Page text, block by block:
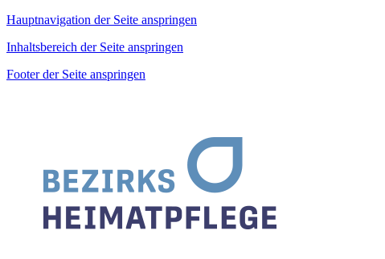
Hauptnavigation der Seite anspringen
Inhaltsbereich der Seite anspringen
Footer der Seite anspringen